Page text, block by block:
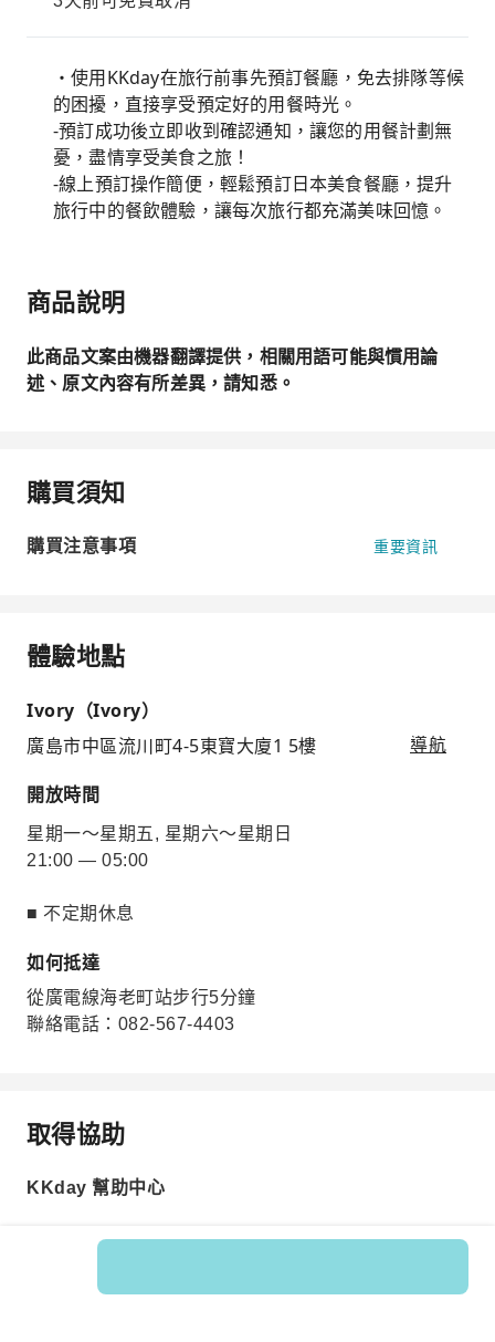
・使用KKday在旅行前事先預訂餐廳，免去排隊等候
的困擾，直接享受預定好的用餐時光。
-預訂成功後立即收到確認通知，讓您的用餐計劃無
憂，盡情享受美食之旅！
-線上預訂操作簡便，輕鬆預訂日本美食餐廳，提升
旅行中的餐飲體驗，讓每次旅行都充滿美味回憶。
商品說明
此商品文案由機器翻譯提供，相關用語可能與慣用論
述、原文內容有所差異，請知悉。
購買須知
購買注意事項 重要資訊
體驗地點
Ivory（Ivory）
廣島市中區流川町4-5東寶大廈1 5樓
導航
開放時間
星期一～星期五, 星期六～星期日
21:00 — 05:00
■ 不定期休息
如何抵達
從廣電線海老町站步行5分鐘
聯絡電話：082-567-4403
取得協助
KKday 幫助中心
商品編號: 216167